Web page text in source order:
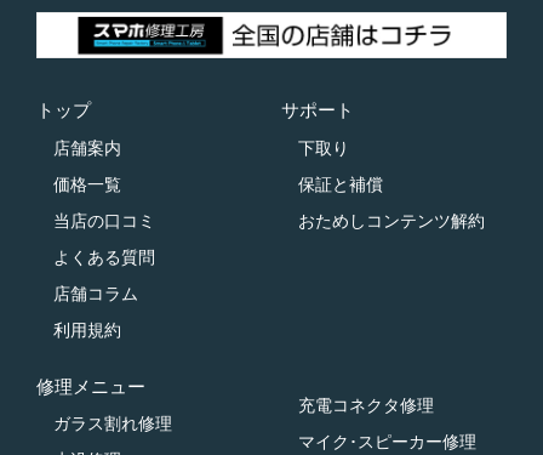
トップ
店舗案内
価格一覧
当店の口コミ
よくある質問
店舗コラム
利用規約
サポート
下取り
保証と補償
おためしコンテンツ解約
修理メニュー
ガラス割れ修理
充電コネクタ修理
マイク･スピーカー修理